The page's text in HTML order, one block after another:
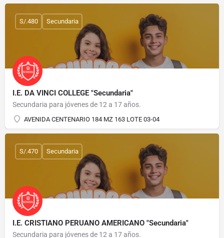
I.E. DA VINCI COLLEGE "Secundaria"
Secundaria para jóvenes de 12 a 17 años.
AVENIDA CENTENARIO 184 MZ 163 LOTE 03-04
S/.480 Secundaria
I.E. CRISTIANO PERUANO AMERICANO "Secundaria"
Secundaria para jóvenes de 12 a 17 años.
S/.470 Secundaria